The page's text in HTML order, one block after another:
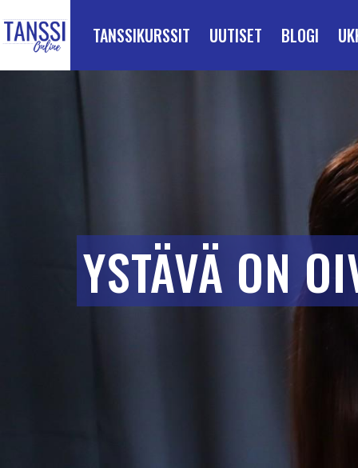
TANSSIKURSSIT UUTISET BLOGI
YSTÄVÄ ON